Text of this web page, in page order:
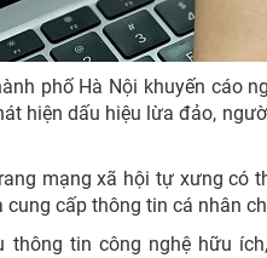
phố Hà Nội khuyến cáo
hiện dấu hiệu lừa đảo,
mạng xã hội tự xưng có
cấp thông tin cá nhân
thông tin công nghệ hữu